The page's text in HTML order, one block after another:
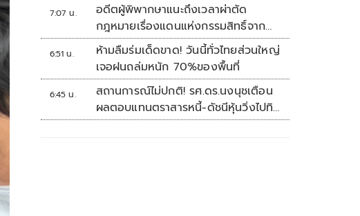
7:07 น.
อดีตผู้พิพากษาแนะถึงเวลาผ่าตัด
กฎหมายเรื่องแดนแห่งกรรมสิทธิ์จาก
สวรรค์ถึงนรก!
6:51 น.
ห้ามลืมร่มเด็ดขาด! วันนี้ทั่วไทยส่วนใหญ่
เจอฝนถล่มหนัก 70%ของพื้นที่
6:45 น.
สถานการณ์ไม่ปกติ! รศ.ดร.นงนุชเตือน
ผลตอบแทนตราสารหนี้-ดัชนีหุ้นวิ่งไปทิศ
เดียวกัน